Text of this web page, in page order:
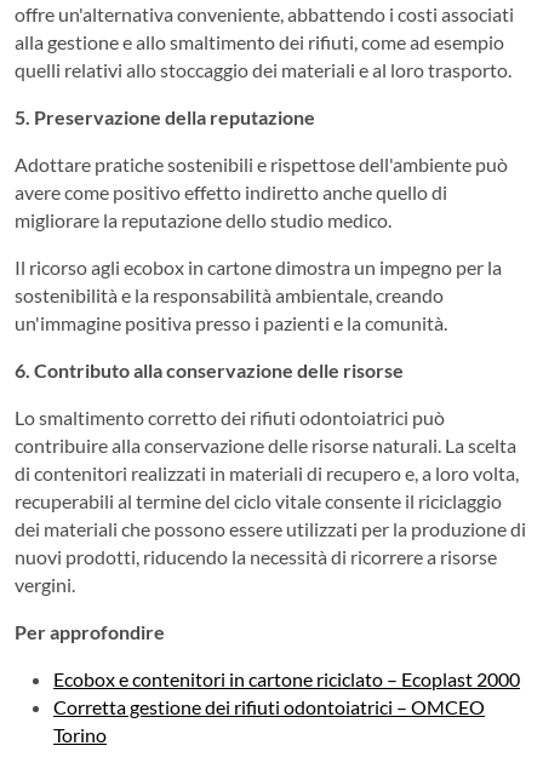
offre un'alternativa conveniente, abbattendo i costi associati
alla gestione e allo smaltimento dei rifiuti, come ad esempio
quelli relativi allo stoccaggio dei materiali e al loro trasporto.
5. Preservazione della reputazione
Adottare pratiche sostenibili e rispettose dell'ambiente può
avere come positivo effetto indiretto anche quello di
migliorare la reputazione dello studio medico.
Il ricorso agli ecobox in cartone dimostra un impegno per la
sostenibilità e la responsabilità ambientale, creando
un'immagine positiva presso i pazienti e la comunità.
6. Contributo alla conservazione delle risorse
Lo smaltimento corretto dei rifiuti odontoiatrici può
contribuire alla conservazione delle risorse naturali. La scelta
di contenitori realizzati in materiali di recupero e, a loro volta,
recuperabili al termine del ciclo vitale consente il riciclaggio
dei materiali che possono essere utilizzati per la produzione di
nuovi prodotti, riducendo la necessità di ricorrere a risorse
vergini.
Per approfondire
Ecobox e contenitori in cartone riciclato – Ecoplast 2000
Corretta gestione dei rifiuti odontoiatrici – OMCEO
Torino